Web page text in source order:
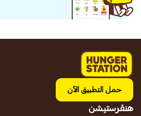
حمل التطبيق الآن
هنقرستيشن